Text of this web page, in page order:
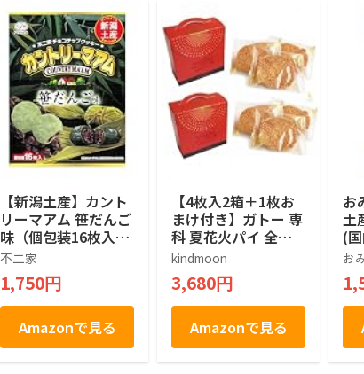
【新潟土産】カント
リーマアム 笹だんご
味（個包装16枚入）
不二家チョコチッ
プクッキー
不二家
1,750円
Amazonで見る
【4枚入2箱＋1枚お
まけ付き】ガトー 専
科 夏花火パイ 全国
菓子大博覧会金賞 新
潟限定 長岡花火 お
土産 合計9枚
kindmoon
3,680円
Amazonで見る
お
土
(
お
お